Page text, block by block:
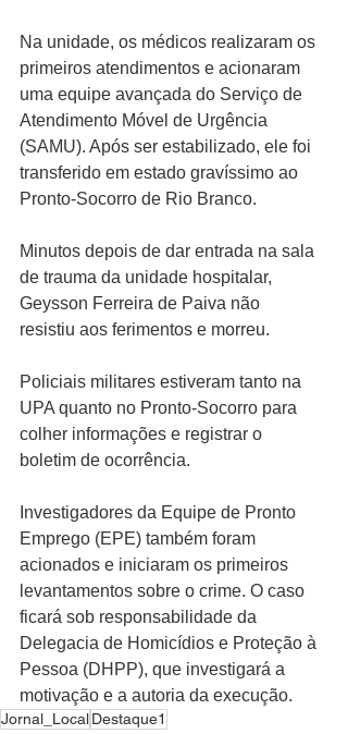
Na unidade, os médicos realizaram os
primeiros atendimentos e acionaram
uma equipe avançada do Serviço de
Atendimento Móvel de Urgência
(SAMU). Após ser estabilizado, ele foi
transferido em estado gravíssimo ao
Pronto-Socorro de Rio Branco.
Minutos depois de dar entrada na sala
de trauma da unidade hospitalar,
Geysson Ferreira de Paiva não
resistiu aos ferimentos e morreu.
Policiais militares estiveram tanto na
UPA quanto no Pronto-Socorro para
colher informações e registrar o
boletim de ocorrência.
Investigadores da Equipe de Pronto
Emprego (EPE) também foram
acionados e iniciaram os primeiros
levantamentos sobre o crime. O caso
ficará sob responsabilidade da
Delegacia de Homicídios e Proteção à
Pessoa (DHPP), que investigará a
motivação e a autoria da execução.
Jornal_LocalDestaque1